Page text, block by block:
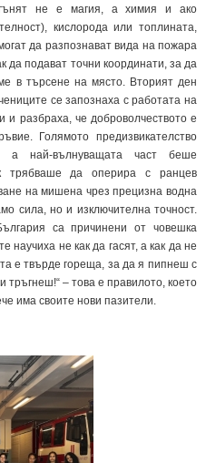
не е магия, а химия и ако
кислорода или топлината,
да разпознават вида на пожара
да подават точни координати, за да
в търсене на място. Вторият ден
се запознаха с работата на
разбраха, че доброволчеството е
Голямото предизвикателство
а най-вълнуващата част беше
трябваше да оперира с ранцев
на мишена чрез прецизна водна
сила, но и изключителна точност.
са причинени от човешка
научиха не как да гасят, а как да не
е твърде гореща, за да я пипнеш с
тръгнеш!“ – това е правилото, което
има своите нови пазители.